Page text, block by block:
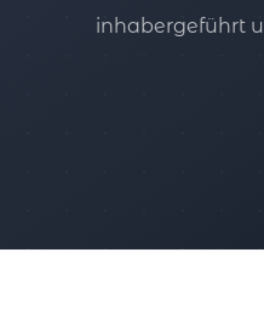
inhabergeführt